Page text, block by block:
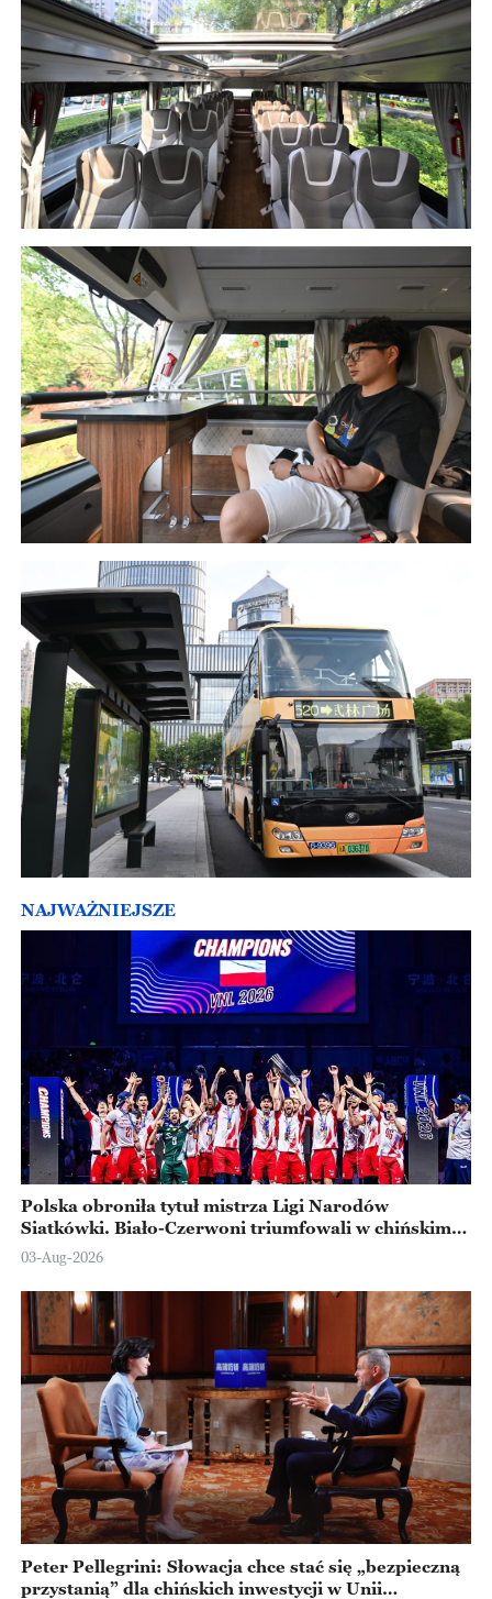
NAJWAŻNIEJSZE
Polska obroniła tytuł mistrza Ligi Narodów
Siatkówki. Biało-Czerwoni triumfowali w chińskim
Ningbo
03-Aug-2026
Peter Pellegrini: Słowacja chce stać się „bezpieczną
przystanią” dla chińskich inwestycji w Unii